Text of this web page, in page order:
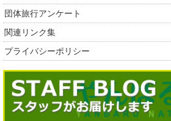
団体旅行アンケート
関連リンク集
プライバシーポリシー